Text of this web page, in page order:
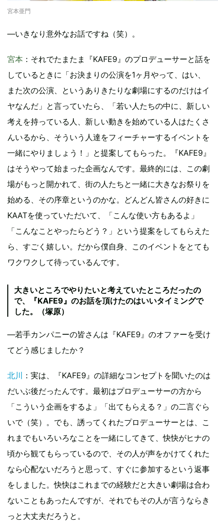
宮本亜門
―いきなり意外なお話ですね（笑）。
宮本 ：それでたまたま『KAFE9』のプロデューサーと話を
しているときに「お決まりの公演を1ヶ月やって、はい、
また次の公演、というありきたりな劇場にするのだけはイ
ヤなんだ」と言っていたら、「若い人たちの中に、新しい
考えを持っている人、新しい動きを始めている人はたくさ
んいるから、そういう人達をフィーチャーするイベントを
一緒にやりましょう！」と提案してもらった。『KAFE9』
はそうやって始まった企画なんです。最終的には、この劇
場がもっと開かれて、街の人たちと一緒に大きなお祭りを
始める、その序章というのかな。どんどん皆さんの好きに
KAATを使っていただいて、「こんな使い方もあるよ」
「こんなことやったらどう？」という提案をしてもらえた
ら、すごく嬉しい。だから僕自身、このイベントをとても
ワクワクして待っているんです。
大きいところでやりたいと考えていたところだったの
で、『KAFE9』のお話を頂けたのはいいタイミングで
した。（塚原）
―若手カンパニーの皆さんは『KAFE9』のオファーを受け
てどう感じましたか？
北川 ：実は、『KAFE9』の詳細なコンセプトを聞いたのは
だいぶ後だったんです。最初はプロデューサーの方から
「こういう企画をするよ」「出てもらえる？」の二言ぐら
いで（笑）。でも、誘ってくれたプロデューサーとは、こ
れまでもいろいろなことを一緒にしてきて、快快がヒナの
頃から観てもらっているので、その人が声をかけてくれた
なら心配ないだろうと思って、すぐに参加するという返事
をしました。快快はこれまでの経験だと大きい劇場は合わ
ないこともあったんですが、それでもその人が言うならき
っと大丈夫だろうと。